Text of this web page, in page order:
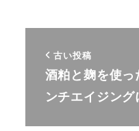
古い投稿
酒粕と麹を使
ンチエイジン